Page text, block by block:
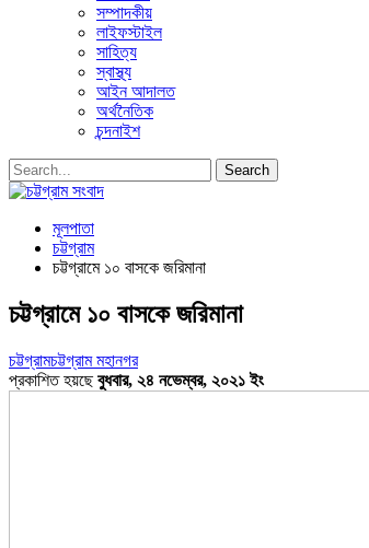
সম্পাদকীয়
লাইফস্টাইল
সাহিত্য
স্বাস্থ্য
আইন আদালত
অর্থনৈতিক
চন্দনাইশ
মূলপাতা
চট্টগ্রাম
চট্টগ্রামে ১০ বাসকে জরিমানা
চট্টগ্রামে ১০ বাসকে জরিমানা
চট্টগ্রামচট্টগ্রাম মহানগর
প্রকাশিত হয়ছেবুধবার, ২৪ নভেম্বর, ২০২১ ইং